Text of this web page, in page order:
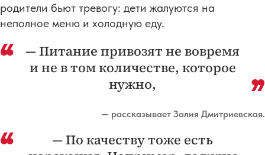
родители бьют тревогу: дети жалуются на
неполное меню и холодную еду.
— Питание привозят не вовремя
и не в том количестве, которое
нужно,
— рассказывает Залия Дмитриевская.
— По качеству тоже есть